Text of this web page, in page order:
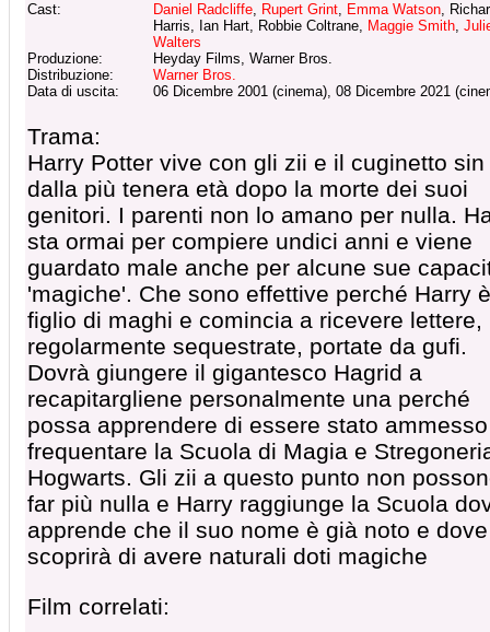
Cast:
Daniel Radcliffe, Rupert Grint, Emma Watson,
Harris, Ian Hart, Robbie Coltrane, Maggie Smith,
Walters
Produzione:
Heyday Films, Warner Bros.
Distribuzione:
Warner Bros.
Data di uscita:
06 Dicembre 2001 (cinema), 08 Dicembre 2021
Trama:
Harry Potter vive con gli zii e il cuginetto sin
dalla più tenera età dopo la morte dei suoi
genitori. I parenti non lo amano per nulla.
sta ormai per compiere undici anni e viene
guardato male anche per alcune sue
'magiche'. Che sono effettive perché Harry è
figlio di maghi e comincia a ricevere lettere,
regolarmente sequestrate, portate da gufi.
Dovrà giungere il gigantesco Hagrid a
recapitargliene personalmente una perché
possa apprendere di essere stato
frequentare la Scuola di Magia e
Hogwarts. Gli zii a questo punto non
far più nulla e Harry raggiunge la Scuola
apprende che il suo nome è già noto e dove
scoprirà di avere naturali doti magiche
Film correlati: